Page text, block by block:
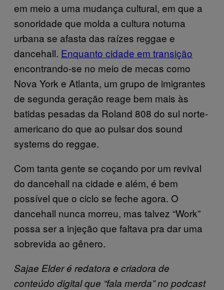
em meio a uma mudança cultural, em que a
sonoridade que molda a cultura noturna
urbana se afasta das raízes reggae e
dancehall. Enquanto cidade em transição
encontrando-se no meio de mecas como
Nova York e Atlanta, um grupo de imigrantes
de segunda geração reage bem mais às
batidas pesadas da Roland 808 do sul norte-
americano do que ao pulsar dos sound
systems do reggae.
Com tanta gente se coçando por um revival
do dancehall na cidade e além, é bem
possível que o ciclo se feche agora. O
dancehall nunca morreu, mas talvez “Work”
possa ser a injeção que faltava pra dar uma
sobrevida ao gênero.
Sajae Elder é redatora e criadora de
conteúdo digital que “fala merda” no podcast